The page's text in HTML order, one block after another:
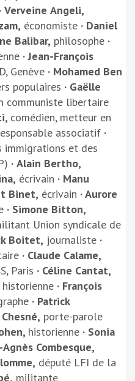
· Verveine Angeli,
économiste · Daniel
Balibar, philosophe ·
· Jean-François
Genève · Mohamed Ben
populaires · Gaëlle
communiste libertaire
comédien, metteur en
associatif ·
immigrations et des
· Alain Bertho,
écrivain · Manu
Binet, écrivain · Aurore
· Simone Bitton,
Union syndicale de
Boitet, journaliste ·
· Claude Calame,
Paris · Céline Cantat,
historienne · François
· Patrick
Chesné, porte-parole
historienne · Sonia
Agnès Combesque,
député LFI de la
militante